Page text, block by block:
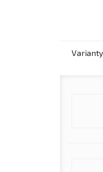
Varianty